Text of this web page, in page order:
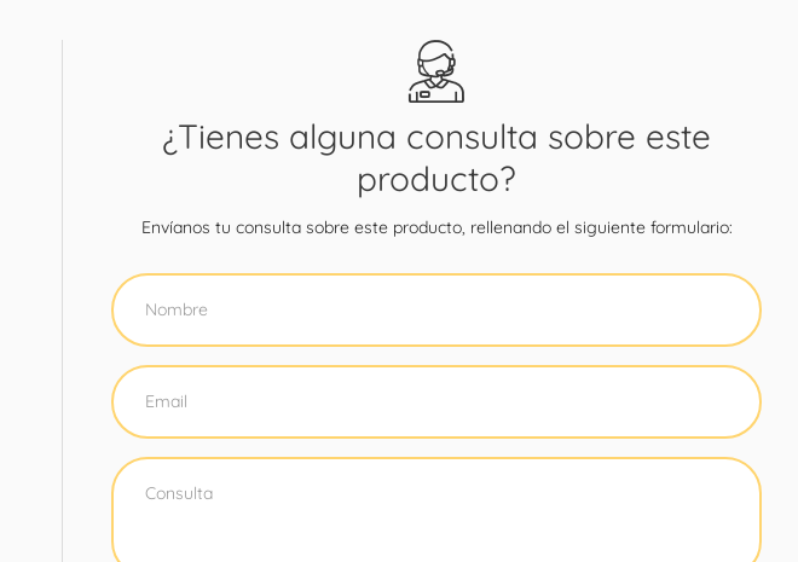
¿Tienes alguna consulta sobre este
producto?
Envíanos tu consulta sobre este producto, rellenando el siguiente formulario: